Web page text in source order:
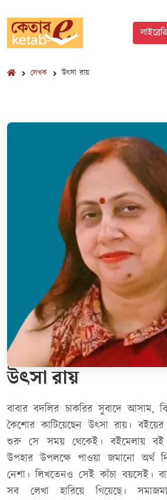
লেখক উৎসা রায়
উৎসা রায়
বাবার বদলির চাকরির সুবাদে আসাম,
কৈশোর কাটিয়েছেন উৎসা রায়। বইয়ের
শুরু সে সময় থেকেই। বইমেলায় বই
উপহার উপলক্ষে পাওয়া জমানো অর্থ
নেশা। লিখতেনও সেই কাঁচা বয়সেই।
সব লেখা হারিয়ে গিয়েছে।